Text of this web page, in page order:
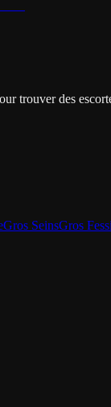
trouver des
Gros SeinsGros